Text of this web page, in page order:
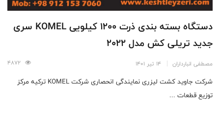
دستگاه بسته بندی ذرت 1200 کیلویی KOMEL سری
جدید تریلی کش مدل 2022
مصطفی انبارداران 14 تیر 1401
شرکت جاوید کشت لیزری نمایندگی انحصاری شرکت KOMEL ترکیه مرکز
توزیع قطعات ...